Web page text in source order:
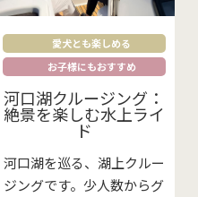
愛犬とも楽しめる
お子様にもおすすめ
河口湖クルージング：
絶景を楽しむ水上ライ
ド
河口湖を巡る、湖上クルー
ジングです。少人数からグ